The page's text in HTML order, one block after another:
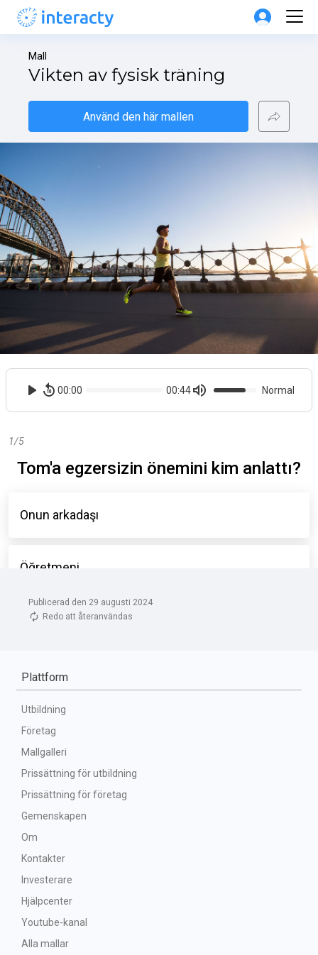
Publicerad den 29 augusti 2024
Redo att återanvändas
Mall
Vikten av fysisk träning
Använd den här mallen
Plattform
Utbildning
Företag
Mallgalleri
Prissättning för utbildning
Prissättning för företag
Gemenskapen
Om
Kontakter
Investerare
Hjälpcenter
Youtube-kanal
Alla mallar